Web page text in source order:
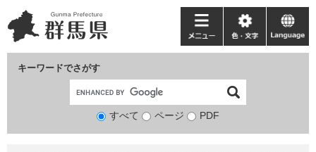
ー
ジ
ニ
ュ
て
キーワードでさがす
検
すべて ページ PDF
メ
ニ
ー
色・
文
language